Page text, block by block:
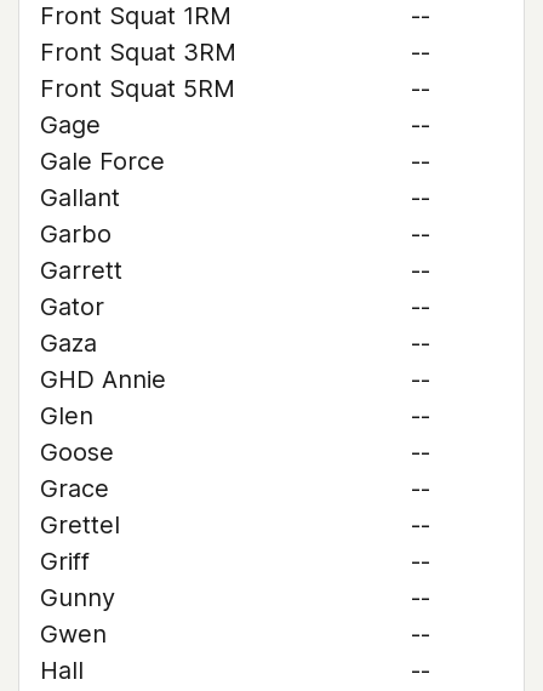
Front Squat 1RM
--
Front Squat 3RM
--
Front Squat 5RM
--
Gage
--
Gale Force
--
Gallant
--
Garbo
--
Garrett
--
Gator
--
Gaza
--
GHD Annie
--
Glen
--
Goose
--
Grace
--
Grettel
--
Griff
--
Gunny
--
Gwen
--
Hall
--